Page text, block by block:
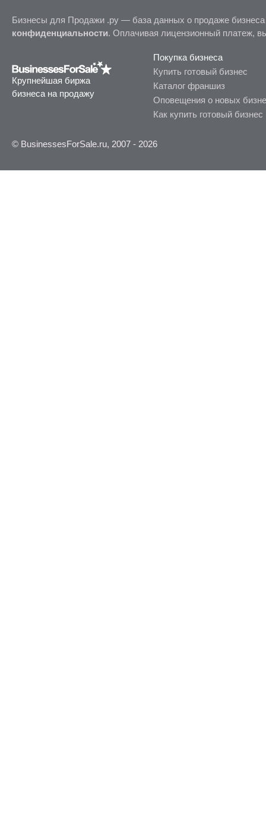
Бизнесы для Продажи .ру — база данных о продаже
конфиденциальности. Оплачивая лицензионный платеж,
Крупнейшая биржа
бизнеса на продажу
Покупка бизнеса
Купить готовый бизнес
Каталог франшиз
Оповещения о новых
Как купить готовый бизнес
© BusinessesForSale.ru, 2007 - 2026